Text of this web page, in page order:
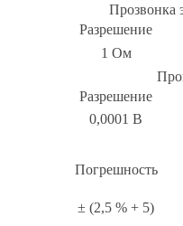
Прозвонка
Разрешение
1 Ом
Разрешение
0,0001 В
Погрешность
± (2,5 % + 5)